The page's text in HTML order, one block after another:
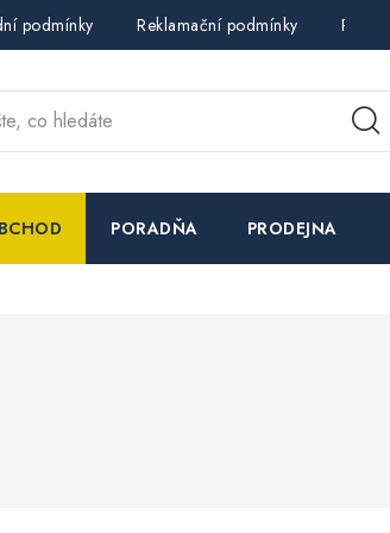
podmínky Reklamační podmínky
PORADŇA PRODEJNA